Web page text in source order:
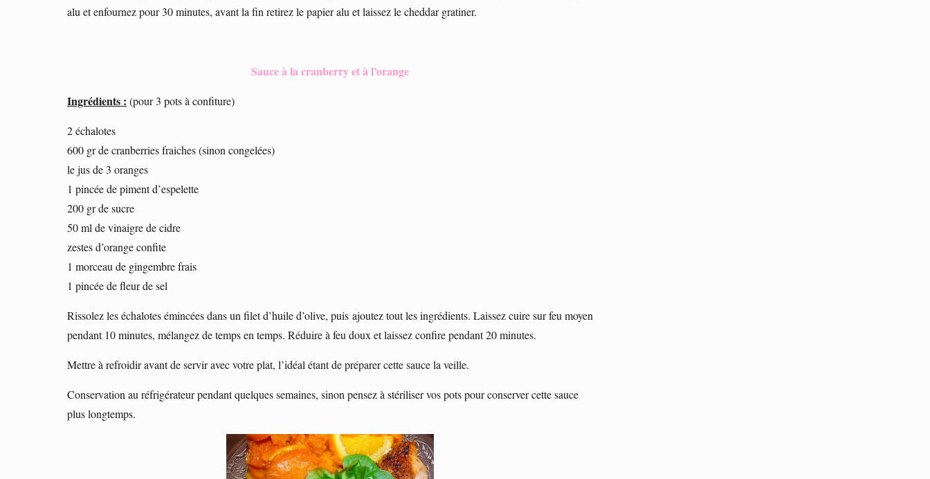
alu et enfournez pour 30 minutes, avant la fin retirez le papier alu et laissez le cheddar gratiner.
Sauce à la cranberry et à l’orange
Ingrédients : (pour 3 pots à confiture)
2 échalotes
600 gr de cranberries fraiches (sinon congelées)
le jus de 3 oranges
1 pincée de piment d’espelette
200 gr de sucre
50 ml de vinaigre de cidre
zestes d’orange confite
1 morceau de gingembre frais
1 pincée de fleur de sel
Rissolez les échalotes émincées dans un filet d’huile d’olive, puis ajoutez tout les ingrédients. Laissez cuire sur feu moyen
pendant 10 minutes, mélangez de temps en temps. Réduire à feu doux et laissez confire pendant 20 minutes.
Mettre à refroidir avant de servir avec votre plat, l’idéal étant de préparer cette sauce la veille.
Conservation au réfrigérateur pendant quelques semaines, sinon pensez à stériliser vos pots pour conserver cette sauce
plus longtemps.